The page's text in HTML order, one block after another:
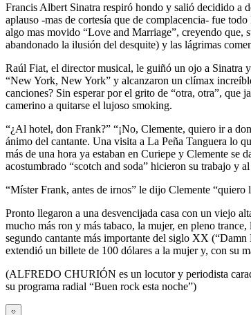
Francis Albert Sinatra respiró hondo y salió decidido a
aplauso -mas de cortesía que de complacencia- fue
algo mas movido “Love and Marriage”, creyendo que,
abandonado la ilusión del desquite) y las lágrimas
Raúl Fiat, el director musical, le guiñó un ojo a Sinatra
“New York, New York” y alcanzaron un clímax
canciones? Sin esperar por el grito de “otra, otra”, que
camerino a quitarse el lujoso smoking.
“¿Al hotel, don Frank?” “¡No, Clemente, quiero ir a
ánimo del cantante. Una visita a La Peña Tanguera lo
más de una hora ya estaban en Curiepe y Clemente se
acostumbrado “scotch and soda” hicieron su trabajo y
“Míster Frank, antes de irnos” le dijo Clemente
Pronto llegaron a una desvencijada casa con un viejo
mucho más ron y más tabaco, la mujer, en pleno
segundo cantante más importante del siglo XX
extendió un billete de 100 dólares a la mujer y, con su
(ALFREDO CHURIÓN es un locutor y periodista
su programa radial “Buen rock esta noche”)